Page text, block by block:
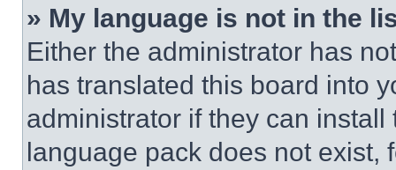
» My language is not in the
Either the administrator has
has translated this board into
administrator if they can
language pack does not exist,